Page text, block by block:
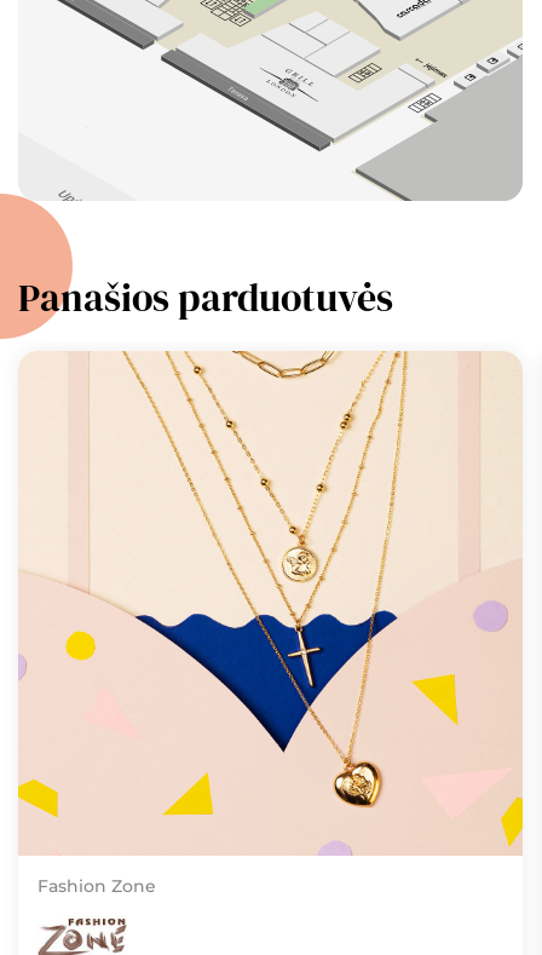
Panašios parduotuvės
Fashion Zone